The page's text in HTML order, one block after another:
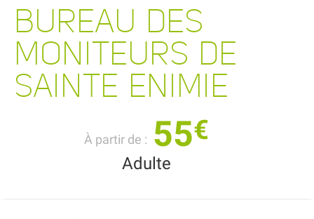
BUREAU DES
MONITEURS DE
SAINTE ENIMIE
À partir de : 55€
Adulte